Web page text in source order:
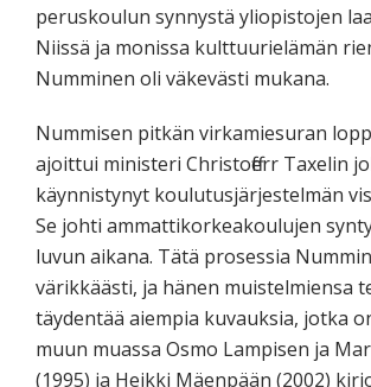
peruskoulun synnystä yliopistojen
Niissä ja monissa kulttuurielämän
Numminen oli väkevästi mukana.
Nummisen pitkän virkamiesuran
ajoittui ministeri Christofferr Taxelin
käynnistynyt koulutusjärjestelmän
Se johti ammattikorkeakoulujen
luvun aikana. Tätä prosessia
värikkäästi, ja hänen muistelmiensa
täydentää aiempia kuvauksia, jotka
muun muassa Osmo Lampisen ja
(1995) ja Heikki Mäenpään (2002)